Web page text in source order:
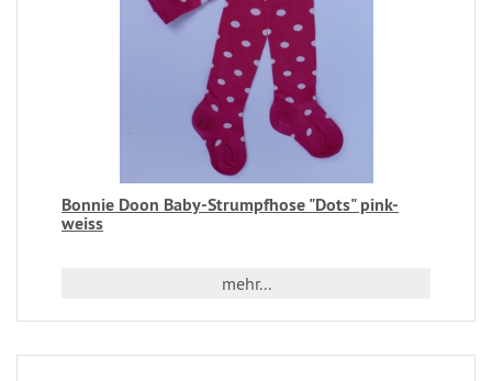
Bonnie Doon Baby-Strumpfhose "Dots" pink-
weiss
mehr...